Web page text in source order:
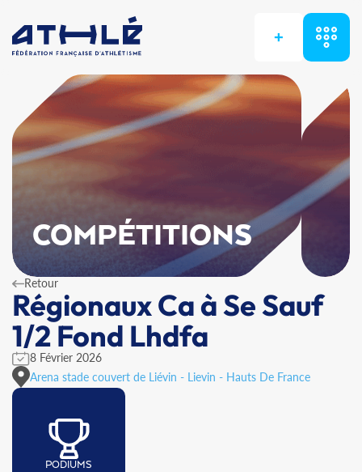
+
COMPÉTITIONS
Retour
Régionaux Ca à Se Sauf
1/2 Fond Lhdfa
8 Février 2026
Arena stade couvert de Liévin - Lievin - Hauts De France
PODIUMS